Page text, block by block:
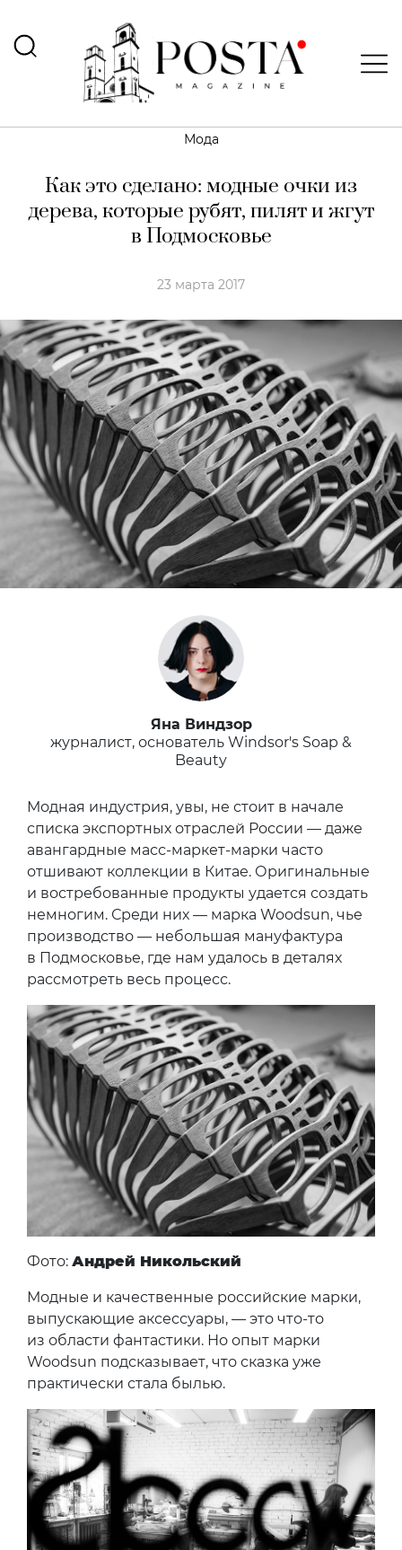
Мода
Как это сделано: модные очки из
дерева, которые рубят, пилят и жгут
в Подмосковье
23 марта 2017
Яна Виндзор
журналист, основатель Windsor's Soap &
Beauty
Модная индустрия, увы, не стоит в начале
списка экспортных отраслей России — даже
авангардные масс-маркет-марки часто
отшивают коллекции в Китае. Оригинальные
и востребованные продукты удается создать
немногим. Среди них — марка Woodsun, чье
производство — небольшая мануфактура
в Подмосковье, где нам удалось в деталях
рассмотреть весь процесс.
Фото: Андрей Никольский
Модные и качественные российские марки,
выпускающие аксессуары, — это что-то
из области фантастики. Но опыт марки
Woodsun подсказывает, что сказка уже
практически стала былью.